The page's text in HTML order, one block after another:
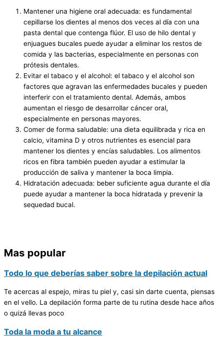
Mantener una higiene oral adecuada: es fundamental
cepillarse los dientes al menos dos veces al día con una
pasta dental que contenga flúor. El uso de hilo dental y
enjuagues bucales puede ayudar a eliminar los restos de
comida y las bacterias, especialmente en personas con
prótesis dentales.
Evitar el tabaco y el alcohol: el tabaco y el alcohol son
factores que agravan las enfermedades bucales y pueden
interferir con el tratamiento dental. Además, ambos
aumentan el riesgo de desarrollar cáncer oral,
especialmente en personas mayores.
Comer de forma saludable: una dieta equilibrada y rica en
calcio, vitamina D y otros nutrientes es esencial para
mantener los dientes y encías saludables. Los alimentos
ricos en fibra también pueden ayudar a estimular la
producción de saliva y mantener la boca limpia.
Hidratación adecuada: beber suficiente agua durante el día
puede ayudar a mantener la boca hidratada y prevenir la
sequedad bucal.
Mas popular
Todo lo que deberías saber sobre la depilación actual
Te acercas al espejo, miras tu piel y, casi sin darte cuenta, piensas
en el vello. La depilación forma parte de tu rutina desde hace años
o quizá llevas poco
Toda la moda a tu alcance